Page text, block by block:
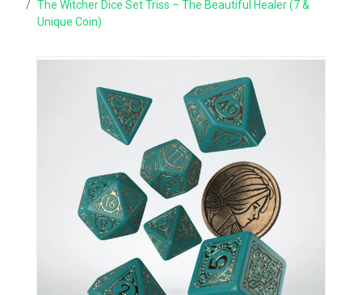
The Witcher Dice Set Triss – The Beautiful Healer (7 &
Unique Coin)